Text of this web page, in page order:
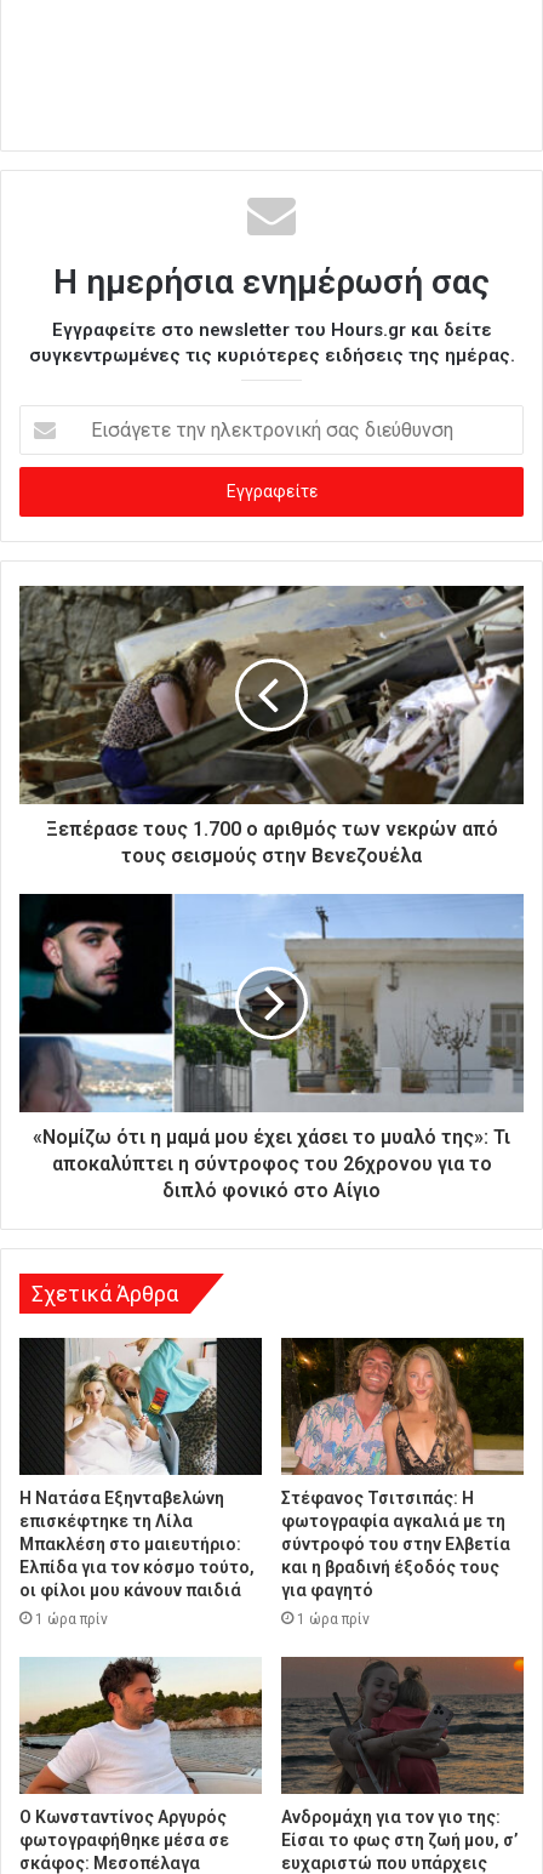
Η ημερήσια ενημέρωσή σας
Εγγραφείτε στο newsletter του Hours.gr και δείτε
συγκεντρωμένες τις κυριότερες ειδήσεις της ημέρας.
σ
γ
ε
ε
τ
η
ν
λ
ε
κ
τ
σ
α
ς
ε
σ
Ξεπέρασε τους 1.700 ο αριθμός των νεκρών από
τους σεισμούς στην Βενεζουέλα
«Νομίζω ότι η μαμά μου έχει χάσει το μυαλό της»: Τι
αποκαλύπτει η σύντροφος του 26χρονου για το
διπλό φονικό στο Αίγιο
Σχετικά Άρθρα
Η Νατάσα Εξηνταβελώνη
επισκέφτηκε τη Λίλα
Μπακλέση στο μαιευτήριο:
Ελπίδα για τον κόσμο τούτο,
οι φίλοι μου κάνουν παιδιά
1 ώρα πρίν
Στέφανος Τσιτσιπάς: Η
φωτογραφία αγκαλιά με τη
σύντροφό του στην Ελβετία
και η βραδινή έξοδός τους
για φαγητό
1 ώρα πρίν
Ο Κωνσταντίνος Αργυρός
φωτογραφήθηκε μέσα σε
σκάφος: Μεσοπέλαγα
Ανδρομάχη για τον γιο της:
Είσαι το φως στη ζωή μου, σ’
ευχαριστώ που υπάρχεις